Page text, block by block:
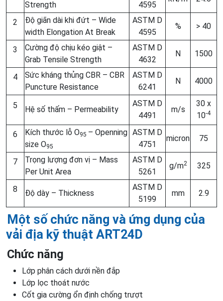
Strength
4595
2
Độ giãn dài khi đứt – Wide
width Elongation At Break
ASTM D
4595
% > 40
3
Cường độ chịu kéo giật –
Grab Tensile Strength
ASTM D
4632
N 1500
4
Sức kháng thủng CBR – CBR
Puncture Resistance
ASTM D
6241
N 4000
5 Hệ số thấm – Permeability
ASTM D
4491
m/s
30 x
10-4
6 Kích thước lỗ O95 – Openning
size O95
ASTM D
4751
micron 75
7
Trọng lượng đơn vị – Mass
Per Unit Area
ASTM D
5261
g/m2 325
8 Độ dày – Thickness
ASTM D
5199
mm 2.9
Một số chức năng và ứng dụng của
vải địa kỹ thuật ART24D
Chức năng
Lớp phân cách dưới nền đắp
Lớp lọc thoát nước
Cốt gia cường ổn định chống trượt